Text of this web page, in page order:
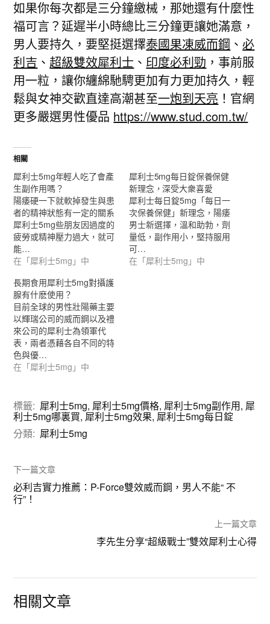
如果你每次都是三分鐘繳械，那她還有什麼性
福可言？延遲半小時總比三分鐘更讓她滿意，
男人要持久，要堅挺選擇泰國果凍威而鋼 、必
利吉 、 超級雙效犀利士 、 印度必利勁 ，事前服
用一粒，讓你纏綿馳騁更加有力更加持久，輕
鬆與女神交歡直達高潮甚至一炮到天亮 ！官網
更多嚴選男性優品 https://www.stud.com.tw/
相關
犀利士5mg年輕人吃了會產
生副作用嗎？
陽痿硬一下就軟掉發生與患
者的精神狀態有一定的關系
犀利士5mg些朋友因過度的
疲勞或精神壓力過大，就可
能…
在「犀利士5mg」中
犀利士5mg每日錠保養保健
新理念，深受大衆喜愛
犀利士每日錠5mg「每日一
次保養保健」新理念，陽痿
男士新選擇，溫和助勃，劑
量低，副作用小，堅持服用
可…
在「犀利士5mg」中
長期食用犀利士5mg對攝護
腺有什麽使用？
目前全球的男性壯陽藥主要
以輝瑞公司的威而鋼以及禮
來公司的犀利士為領軍代
表，兩者憑藉各自不同的特
色與優…
在「犀利士5mg」中
標籤: 犀利士5mg, 犀利士5mg價格, 犀利士5mg副作用, 犀
利士5mg哪裏買, 犀利士5mg效果, 犀利士5mg每日錠
分類: 犀利士5mg
下一篇文章
必利吉實力推薦：P-Force雙效威而鋼，男人不能“ 不
行”！
上一篇文章
李先生分享“超級戰士”雙效犀利士心得
相關文章